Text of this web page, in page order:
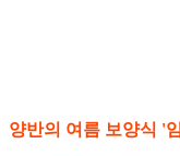
양반의 여름 보양식 '